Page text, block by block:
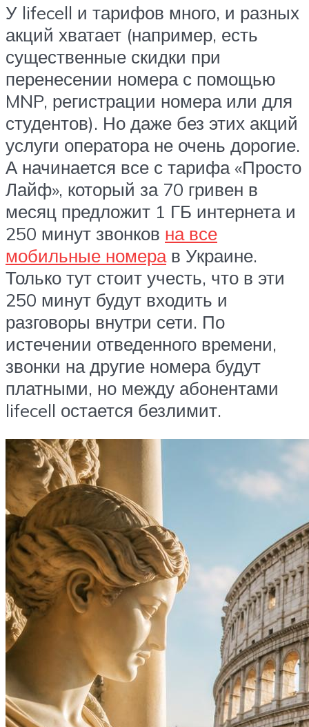
У lifecell и тарифов много, и разных
акций хватает (например, есть
существенные скидки при
перенесении номера с помощью
MNP, регистрации номера или для
студентов). Но даже без этих акций
услуги оператора не очень дорогие.
А начинается все с тарифа «Просто
Лайф», который за 70 гривен в
месяц предложит 1 ГБ интернета и
250 минут звонков на все
мобильные номерав Украине.
Только тут стоит учесть, что в эти
250 минут будут входить и
разговоры внутри сети. По
истечении отведенного времени,
звонки на другие номера будут
платными, но между абонентами
lifecell остается безлимит.